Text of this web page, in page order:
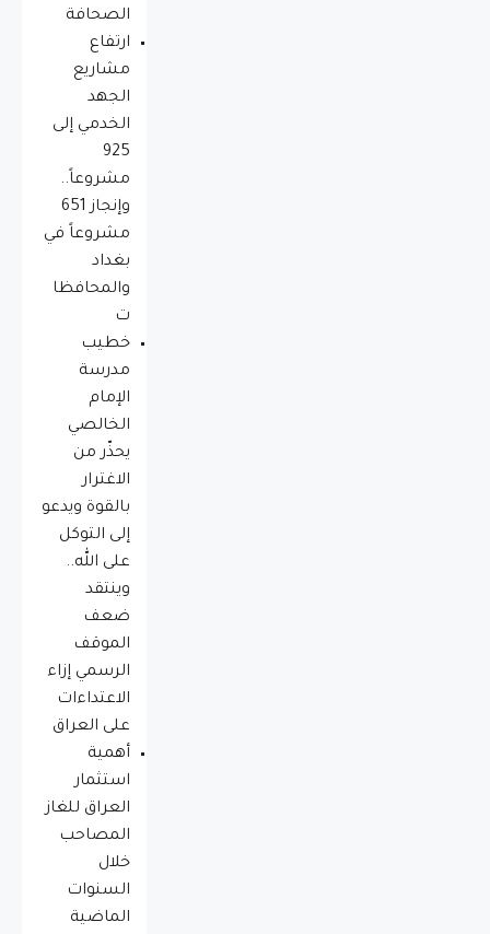
الصحافة
ارتفاع
مشاريع
الجهد
الخدمي إلى
925
مشروعاً..
وإنجاز 651
مشروعاً في
بغداد
والمحافظا
ت
خطيب
مدرسة
الإمام
الخالصي
يحذّر من
الاغترار
بالقوة ويدعو
إلى التوكل
على الله..
وينتقد
ضعف
الموقف
الرسمي إزاء
الاعتداءات
على العراق
أهمية
استثمار
العراق للغاز
المصاحب
خلال
السنوات
الماضية